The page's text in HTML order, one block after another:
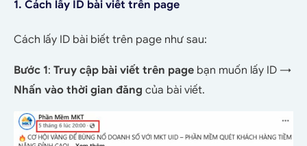
1. Cách lấy ID bài viết trên page
Cách lấy ID bài biết trên page như sau:
Bước 1: Truy cập bài viết trên page bạn muốn lấy ID →
Nhấn vào thời gian đăng của bài viết.